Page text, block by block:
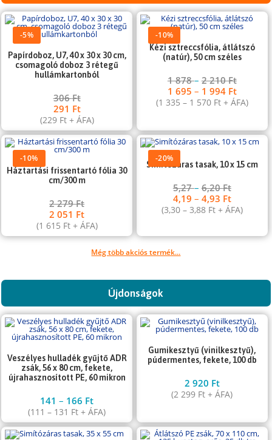
-5%
Papírdoboz, U7, 40 x 30 x 30 cm,
csomagoló doboz 3 rétegű
hullámkartonból
306Ft
291 Ft
(229 Ft+ ÁFA)
-10%
Kézi sztreccsfólia, átlátszó
(natúr), 50 cm széles
1 878– 2 210Ft
1 695 – 1 994 Ft
(1 335 – 1 570 Ft+ ÁFA)
-10%
Háztartási frissentartó fólia 30
cm/300 m
2 279Ft
2 051 Ft
(1 615 Ft+ ÁFA)
-20%
Simítózáras tasak, 10 x 15 cm
5,27– 6,20Ft
4,19 – 4,93 Ft
(3,30 – 3,88 Ft+ ÁFA)
Még több akciós termék...
Újdonságok
Veszélyes hulladék gyűjtő ADR
zsák, 56 x 80 cm, fekete,
újrahasznosított PE, 60 mikron
141– 166 Ft
(111– 131 Ft + ÁFA)
Gumikesztyű (vinilkesztyű),
púdermentes, fekete, 100 db
2 920 Ft
(2 299 Ft + ÁFA)